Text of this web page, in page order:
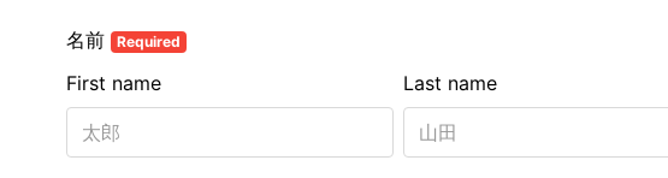
名前 Required
Last name
First name